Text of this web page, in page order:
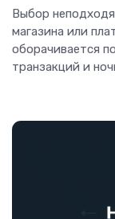
Выбор
магазина или
оборачивается
транзакций и